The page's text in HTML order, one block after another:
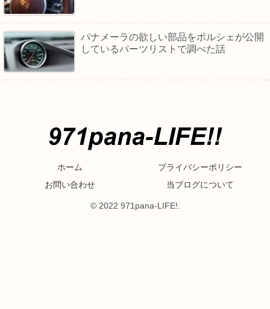
パナメーラの欲しい部品をポルシェが公開
しているパーツリストで調べた話
ホーム
プライバシーポリシー
お問い合わせ
当ブログについて
© 2022 971pana-LIFE!.